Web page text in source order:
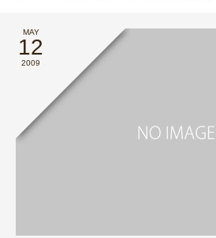
MAY
12
2009